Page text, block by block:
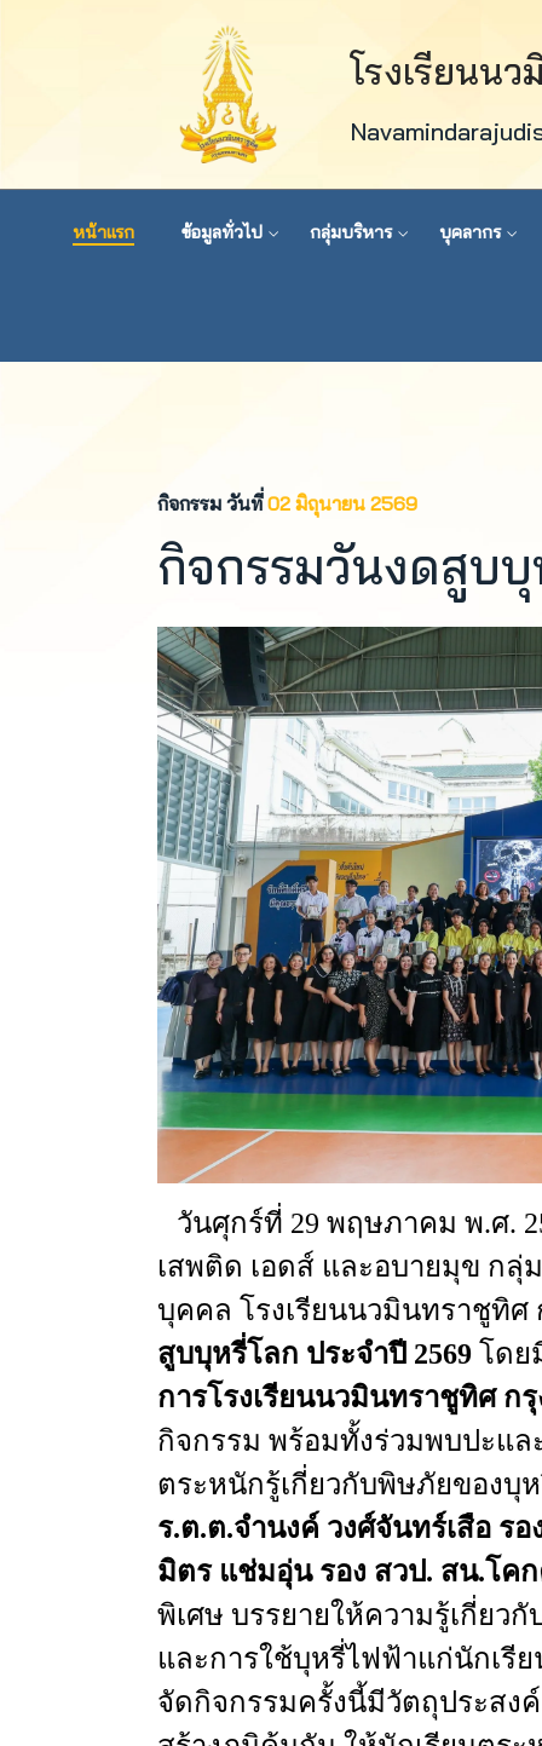
โรงเรียนน
หน้าแรก ข้อมูลทั่วไป กลุ่มบริหาร บุคลากร
กิจกรรม วันที่02 มิถุนายน 2569
กิจกรรมวันงดสูบ
วันศุกร์ที่ 29 พฤษภาคม พ.ศ.
เสพติด เอดส์ และอบายมุข กลุ่
บุคคล โรงเรียนนวมินทราชูทิศ
สูบบุหรี่โลก ประจำปี 2569 โดย
การโรงเรียนนวมินทราชูทิศ ก
กิจกรรม พร้อมทั้งร่วมพบปะแล
ตระหนักรู้เกี่ยวกับพิษภัยของบุ
ร.ต.ต.จำนงค์ วงศ์จันทร์เสือ รอ
มิตร แช่มอุ่น รอง สวป. สน.โค
พิเศษ บรรยายให้ความรู้เกี่ยว
และการใช้บุหรี่ไฟฟ้าแก่นักเรี
จัดกิจกรรมครั้งนี้มีวัตถุประสง